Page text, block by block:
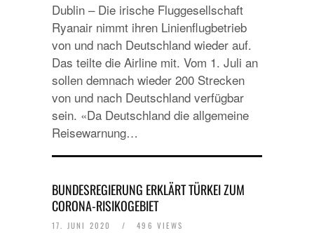
Dublin – Die irische Fluggesellschaft
Ryanair nimmt ihren Linienflugbetrieb
von und nach Deutschland wieder auf.
Das teilte die Airline mit. Vom 1. Juli an
sollen demnach wieder 200 Strecken
von und nach Deutschland verfügbar
sein. «Da Deutschland die allgemeine
Reisewarnung…
BUNDESREGIERUNG ERKLÄRT TÜRKEI ZUM
CORONA-RISIKOGEBIET
17. JUNI 2020 / 496 VIEWS